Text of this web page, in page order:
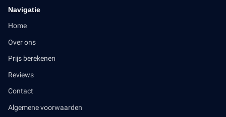
Navigatie
Home
Over ons
Prijs berekenen
Reviews
Contact
Algemene voorwaarden